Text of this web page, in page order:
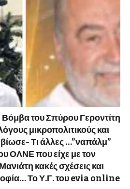
του Σπύρου Γεροντίτη
μικροπολιτικούς και
Τι άλλες …”ναπάλμ”
ΟΛΝΕ που είχε με τον
κακές σχέσεις και
Το Υ.Γ. του evia online